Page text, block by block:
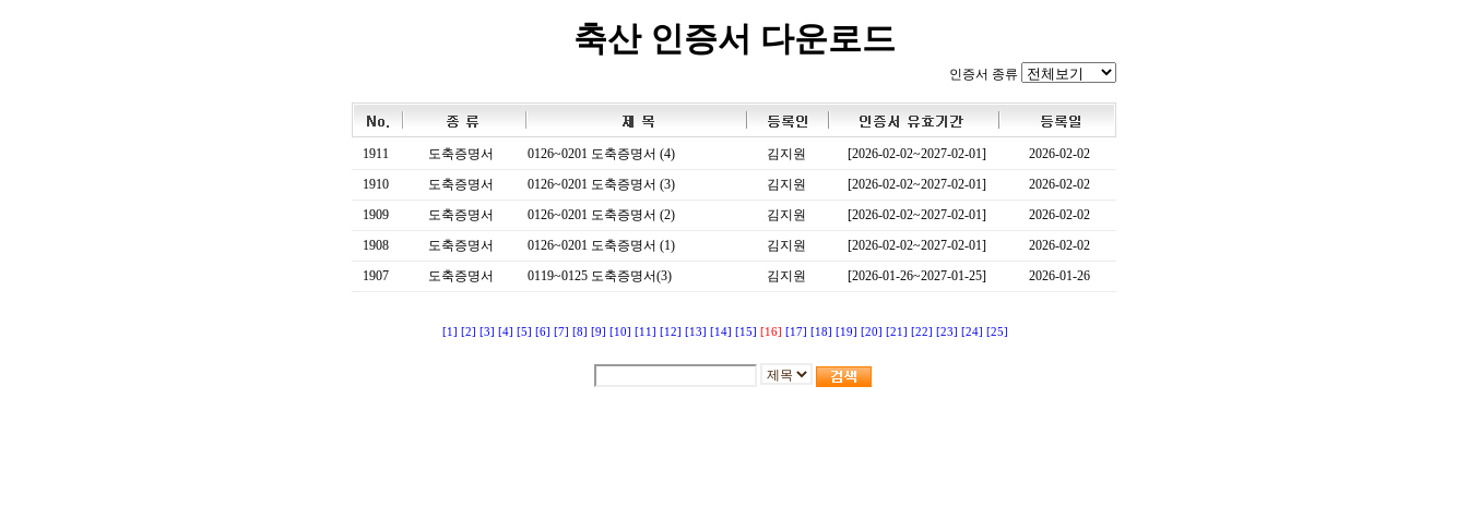
축산 인증서 다운로드
인증서 종류
1911 도축증명서 0126~0201 도축증명서 (4) 김지원 [2026-02-02~2027-02-01]
2026-02-02
1910
도축증명서 0126~0201 도축증명서 (3) 김지원 [2026-02-02~2027-02-01]
2026-02-02
1909
도축증명서 0126~0201 도축증명서 (2) 김지원 [2026-02-02~2027-02-01]
2026-02-02
1908
도축증명서 0126~0201 도축증명서 (1) 김지원 [2026-02-02~2027-02-01]
2026-02-02
1907
도축증명서 0119~0125 도축증명서(3) 김지원 [2026-01-26~2027-01-25] 2026-01-26
[1] [2] [3] [4] [5] [6] [7] [8] [9] [10] [11] [12] [13] [14] [15] [16] [17] [18] [19] [20] [21] [22] [23] [24] [25]